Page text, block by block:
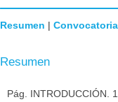
Resumen | Convocatoria
Resumen
Pág. INTRODUCCIÓN.